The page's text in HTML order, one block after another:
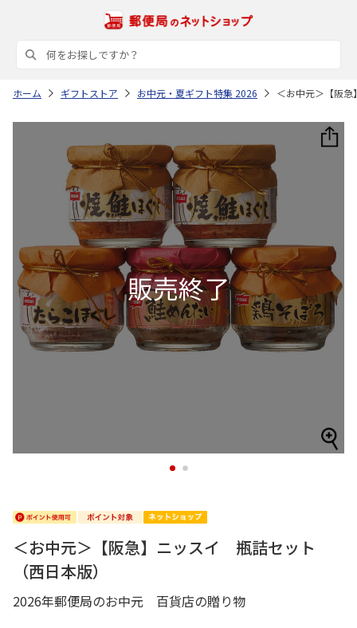
ホーム ギフトストア お中元・夏ギフト特集 2026 ＜お中元＞【阪
1 2
＜お中元＞【阪急】ニッスイ 瓶詰セット
（西日本版）
2026年郵便局のお中元 百貨店の贈り物